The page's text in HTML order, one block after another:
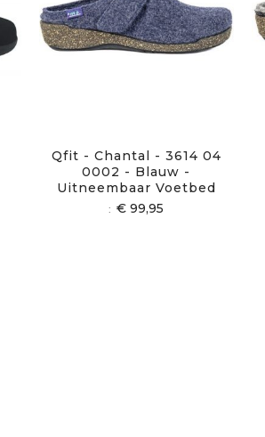
Qfit - Chantal - 3614 04
0002 - Blauw -
Uitneembaar Voetbed
€ 99,95